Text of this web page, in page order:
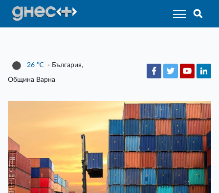
26 ℃ - България,
Община Варна